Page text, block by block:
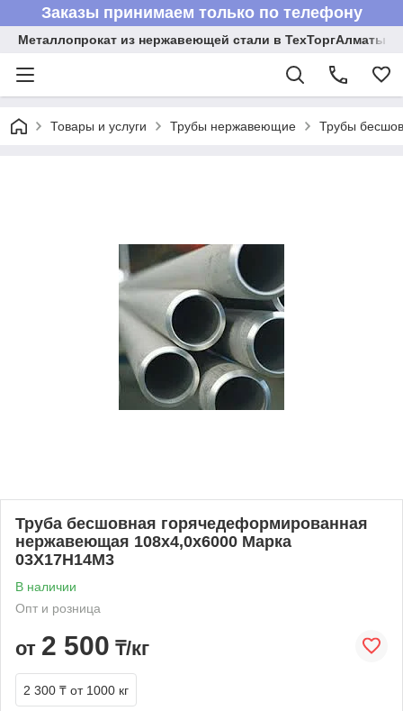
Заказы принимаем только по телефону
Металлопрокат из нержавеющей стали в ТехТоргАлматы
Товары и услуги Трубы нержавеющие Трубы
Труба бесшовная горячедеформированная
нержавеющая 108х4,0х6000 Марка
03Х17Н14М3
В наличии
Опт и розница
от 2 500 ₸/кг
2 300 ₸ от 1000 кг